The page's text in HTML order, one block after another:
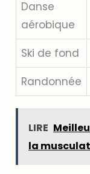
Danse
aérobique
Ski de fond
Randonnée
LIRE
la